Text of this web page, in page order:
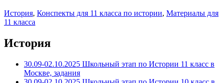
История, Конспекты для 11 класса по истории, Материалы для
11 класса
История
30.09-02.10.2025 Школьный этап по Истории 11 класс в
Москве, задания